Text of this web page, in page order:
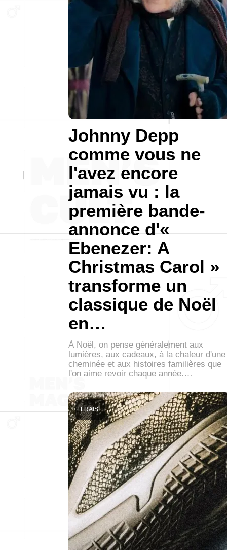
Johnny Depp
comme vous ne
l'avez encore
jamais vu : la
première bande-
annonce d'«
Ebenezer: A
Christmas Carol »
transforme un
classique de Noël
en…
À Noël, on pense généralement aux
lumières, aux cadeaux, à la chaleur d'une
cheminée et aux histoires familières que
l'on aime revoir chaque année.…
FRAIS!